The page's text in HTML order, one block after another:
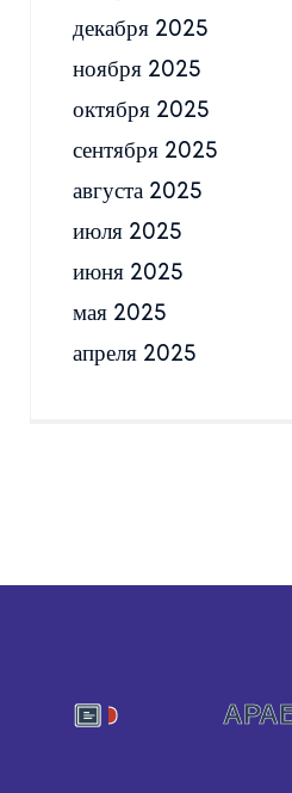
декабря 2025
ноября 2025
октября 2025
сентября 2025
августа 2025
июля 2025
июня 2025
мая 2025
апреля 2025